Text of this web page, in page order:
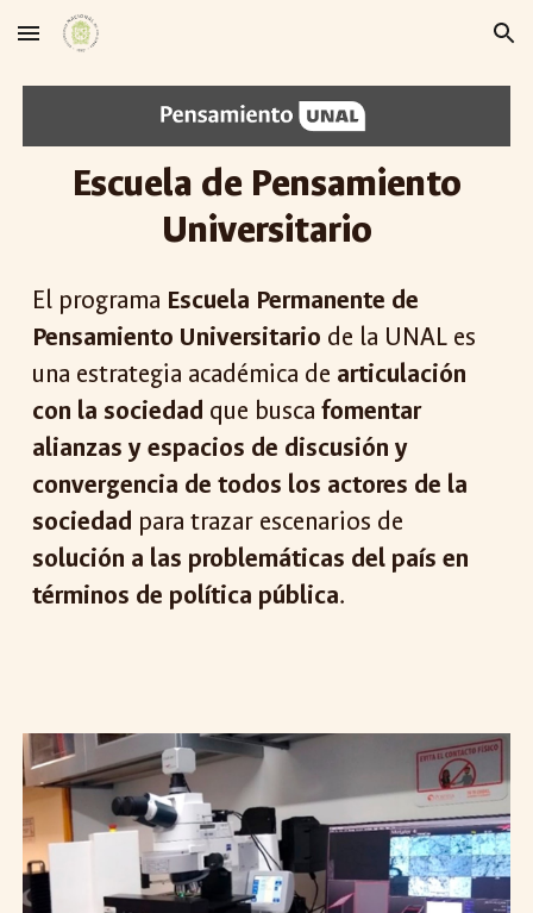
Skip to main content Skip to navigation
Escuela de Pensamiento
Universitario
El programa Escuela Permanente de
Pensamiento Universitario de la UNAL es
una estrategia académica de articulación
con la sociedad que buscafomentar
alianzas y espacios de discusión y
convergencia de todos los actores de la
sociedad para trazar escenarios de
solución a las problemáticas del país en
términos de política pública.